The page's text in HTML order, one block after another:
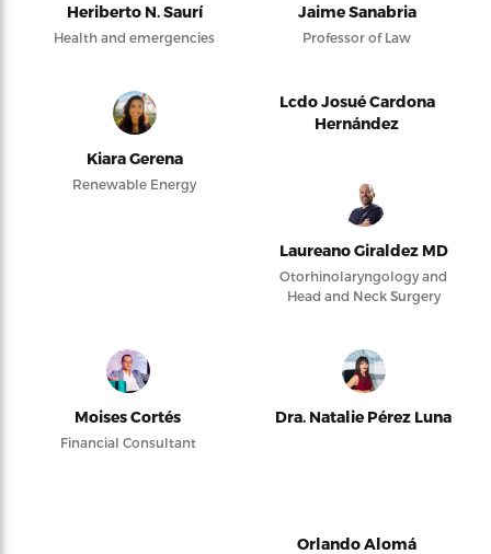
Heriberto N. Saurí
Health and emergencies
Jaime Sanabria
Professor of Law
Kiara Gerena
Renewable Energy
Lcdo Josué Cardona
Hernández
Laureano Giraldez MD
Otorhinolaryngology and
Head and Neck Surgery
Moises Cortés
Financial Consultant
Dra. Natalie Pérez Luna
Orlando Alomá